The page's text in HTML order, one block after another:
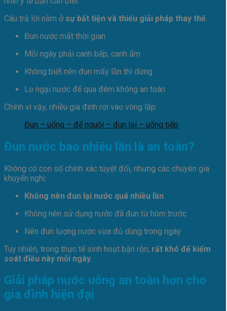
Câu trả lời nằm ở sự bất tiện và thiếu giải pháp thay thế
Đun nước mất thời gian
Mỗi ngày phải canh bếp, canh ấm
Không biết nên đun mấy lần thì dừng
Lo ngại nước để qua đêm không an toàn
Chính vì vậy, nhiều gia đình rơi vào vòng lặp:
Đun – uống – để nguội – đun lại – uống tiếp
Đun nước bao nhiêu lần là an toàn?
Không có con số chính xác tuyệt đối, nhưng các chuyên gia
khuyến nghị:
Không nên đun lại nước quá nhiều lần
Không nên sử dụng nước đã đun từ hôm trước
Nên đun lượng nước vừa đủ dùng trong ngày
Tuy nhiên, trong thực tế sinh hoạt bận rộn, rất khó để kiểm
soát điều này mỗi ngày
Giải pháp nước uống an toàn hơn cho
gia đình hiện đại